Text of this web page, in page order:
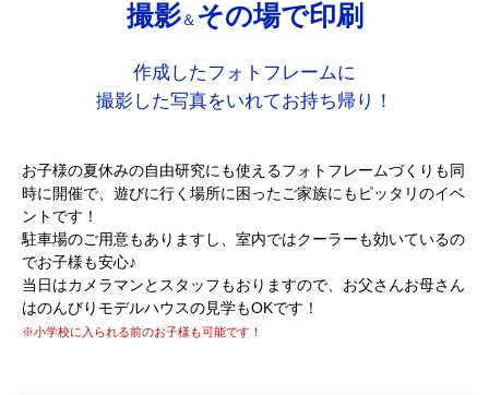
撮影＆ その場で印刷
作成したフォトフレームに
撮影した写真をいれてお持ち帰り！
お子様の夏休みの自由研究にも使えるフォトフレームづくりも同
時に開催で、遊びに行く場所に困ったご家族にもピッタリのイベ
ントです！
駐車場のご用意もありますし、室内ではクーラーも効いているの
でお子様も安心♪
当日はカメラマンとスタッフもおりますので、お父さんお母さん
はのんびりモデルハウスの見学もOKです！
※小学校に入られる前のお子様も可能です！